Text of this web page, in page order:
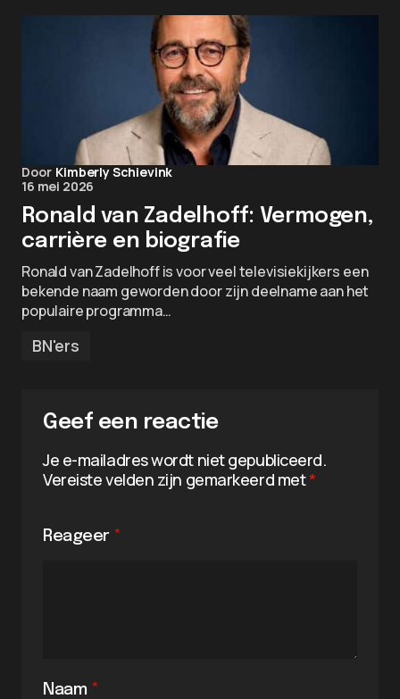
Door Kimberly Schievink
16 mei 2026
Ronald van Zadelhoff: Vermogen,
carrière en biografie
Ronald van Zadelhoff is voor veel televisiekijkers een
bekende naam geworden door zijn deelname aan het
populaire programma…
BN'ers
Geef een reactie
Je e-mailadres wordt niet gepubliceerd.
Vereiste velden zijn gemarkeerd met*
Reageer *
Naam *